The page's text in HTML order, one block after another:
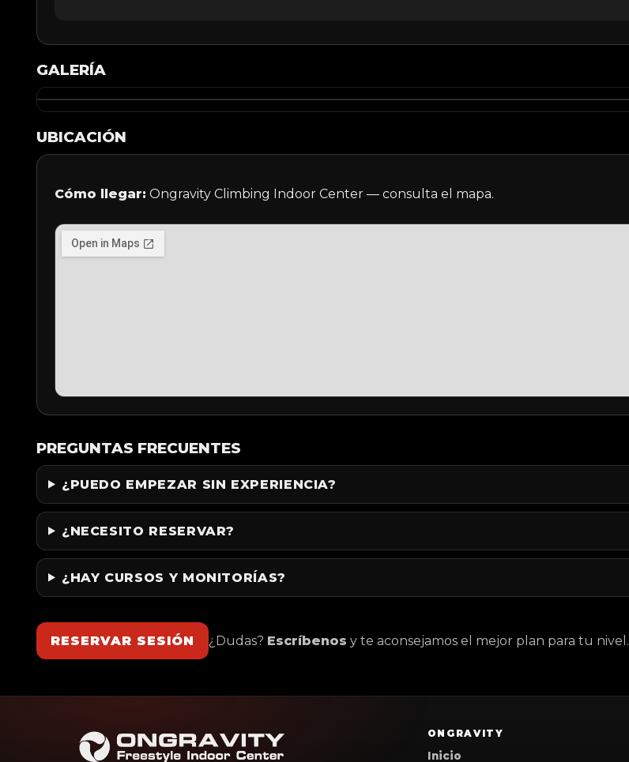
GALERÍA
UBICACIÓN
Cómo llegar: Ongravity Climbing Indoor Center — consulta el mapa.
PREGUNTAS FRECUENTES
¿PUEDO EMPEZAR SIN EXPERIENCIA?
¿NECESITO RESERVAR?
¿HAY CURSOS Y MONITORÍAS?
RESERVAR SESIÓN ¿Dudas? Escríbenos y te aconsejamos el mejor plan para tu nivel.
ONGRAVITY
Inicio